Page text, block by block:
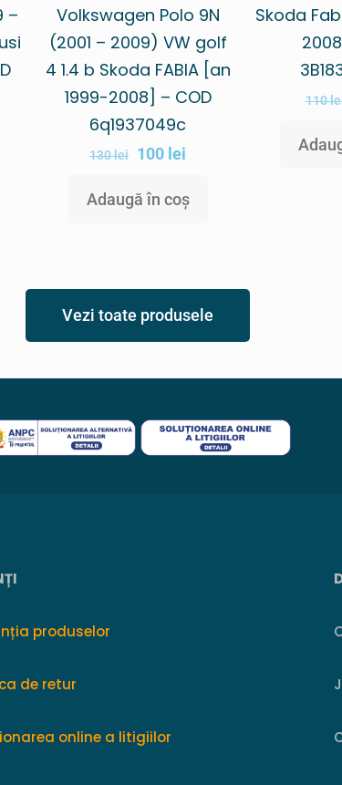
–
Volkswagen Polo 9N
(2001 – 2009) VW golf
4 1.4 b Skoda FABIA [an
1999-2008] – COD
6q1937049c
130lei 100 lei
Adaugă în coș
Skoda
110
Vezi toate produsele
produselor
de retur
online a litigiilor